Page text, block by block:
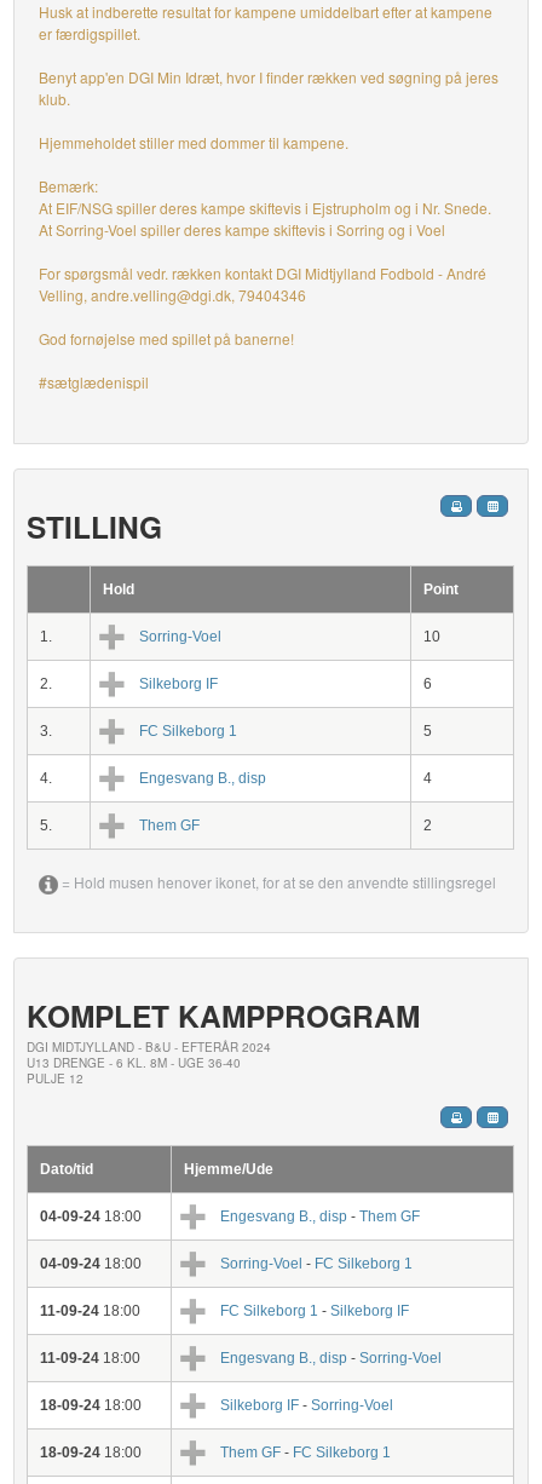
Husk at indberette resultat for kampene umiddelbart efter at kampene
er færdigspillet.
Benyt app'en DGI Min Idræt, hvor I finder rækken ved søgning på jeres
klub.
Hjemmeholdet stiller med dommer til kampene.
Bemærk:
At EIF/NSG spiller deres kampe skiftevis i Ejstrupholm og i Nr. Snede.
At Sorring-Voel spiller deres kampe skiftevis i Sorring og i Voel
For spørgsmål vedr. rækken kontakt DGI Midtjylland Fodbold - André
Velling, andre.velling@dgi.dk, 79404346
God fornøjelse med spillet på banerne!
#sætglædenispil
STILLING
Hold Point
1. Sorring-Voel 10
2. Silkeborg IF 6
3. FC Silkeborg 1 5
4. Engesvang B., disp 4
5. Them GF 2
= Hold musen henover ikonet, for at se den anvendte stillingsregel
KOMPLET KAMPPROGRAM
DGI MIDTJYLLAND - B&U - EFTERÅR 2024
U13 DRENGE - 6 KL. 8M - UGE 36-40
PULJE 12
Dato/tid Hjemme/Ude
04-09-24 18:00 Engesvang B., disp -Them GF
04-09-24 18:00 Sorring-Voel - FC Silkeborg 1
11-09-24 18:00 FC Silkeborg 1 -Silkeborg IF
11-09-24 18:00 Engesvang B., disp -Sorring-Voel
18-09-24 18:00 Silkeborg IF -Sorring-Voel
18-09-24 18:00 Them GF - FC Silkeborg 1